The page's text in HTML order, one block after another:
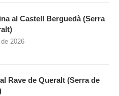
al Castell Berguedà (Serra
2026
Rave de Queralt (Serra de